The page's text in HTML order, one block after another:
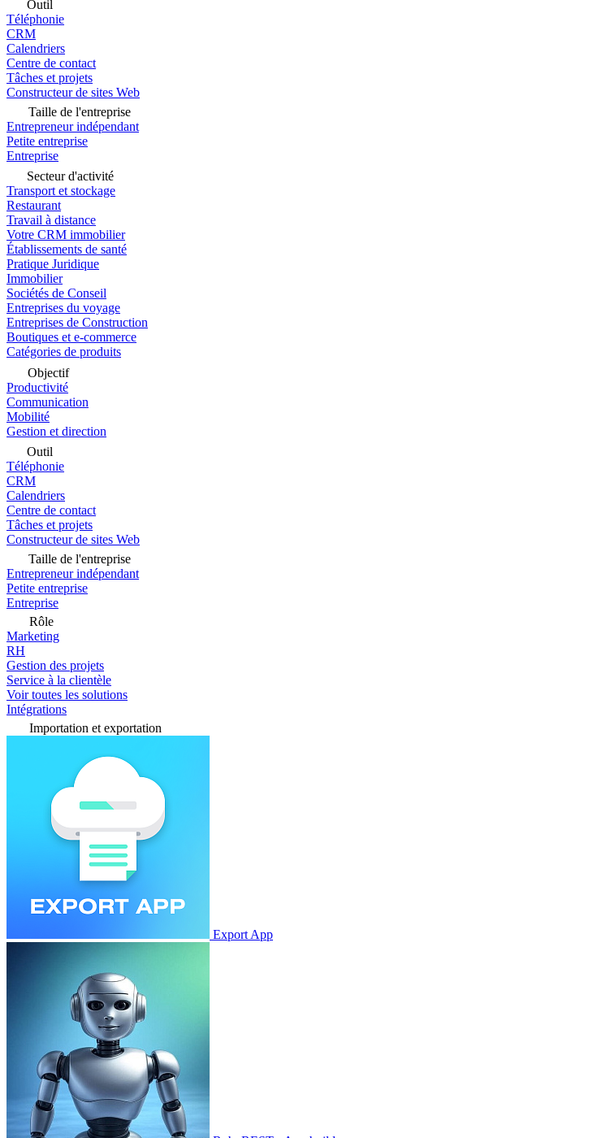
Outil
Téléphonie
CRM
Calendriers
Centre de contact
Tâches et projets
Constructeur de sites Web
Taille de l'entreprise
Entrepreneur indépendant
Petite entreprise
Entreprise
Secteur d'activité
Transport et stockage
Restaurant
Travail à distance
Votre CRM immobilier
Établissements de santé
Pratique Juridique
Immobilier
Sociétés de Conseil
Entreprises du voyage
Entreprises de Construction
Boutiques et e-commerce
Catégories de produits
Objectif
Productivité
Communication
Mobilité
Gestion et direction
Outil
Téléphonie
CRM
Calendriers
Centre de contact
Tâches et projets
Constructeur de sites Web
Taille de l'entreprise
Entrepreneur indépendant
Petite entreprise
Entreprise
Rôle
Marketing
RH
Gestion des projets
Service à la clientèle
Voir toutes les solutions
Intégrations
Importation et exportation
Export App